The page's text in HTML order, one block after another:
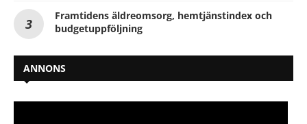
Framtidens äldreomsorg, hemtjänstindex och
budgetuppföljning
ANNONS